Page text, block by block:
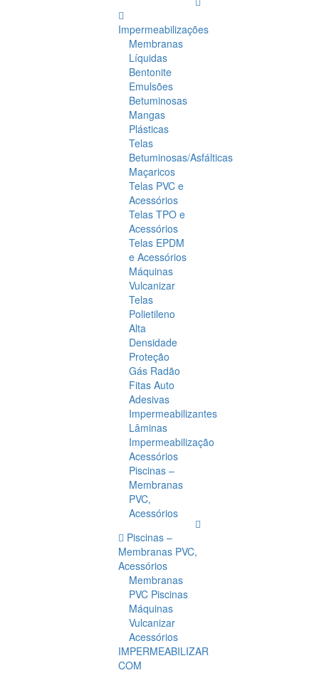
Impermeabilizações
Membranas
Líquidas
Bentonite
Emulsões
Betuminosas
Mangas
Plásticas
Telas
Betuminosas/Asfálticas
Maçaricos
Telas PVC e
Acessórios
Telas TPO e
Acessórios
Telas EPDM
e Acessórios
Máquinas
Vulcanizar
Telas
Polietileno
Alta
Densidade
Proteção
Gás Radão
Fitas Auto
Adesivas
Impermeabilizantes
Lâminas
Impermeabilização
Acessórios
Piscinas –
Membranas
PVC,
Acessórios
Piscinas –
Membranas PVC,
Acessórios
Membranas
PVC Piscinas
Máquinas
Vulcanizar
Acessórios
IMPERMEABILIZAR
COM